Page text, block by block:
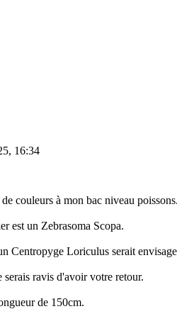
16:34
couleurs à mon bac niveau poissons.
est un Zebrasoma Scopa.
Centropyge Loriculus serait
serais ravis d'avoir votre retour.
de 150cm.